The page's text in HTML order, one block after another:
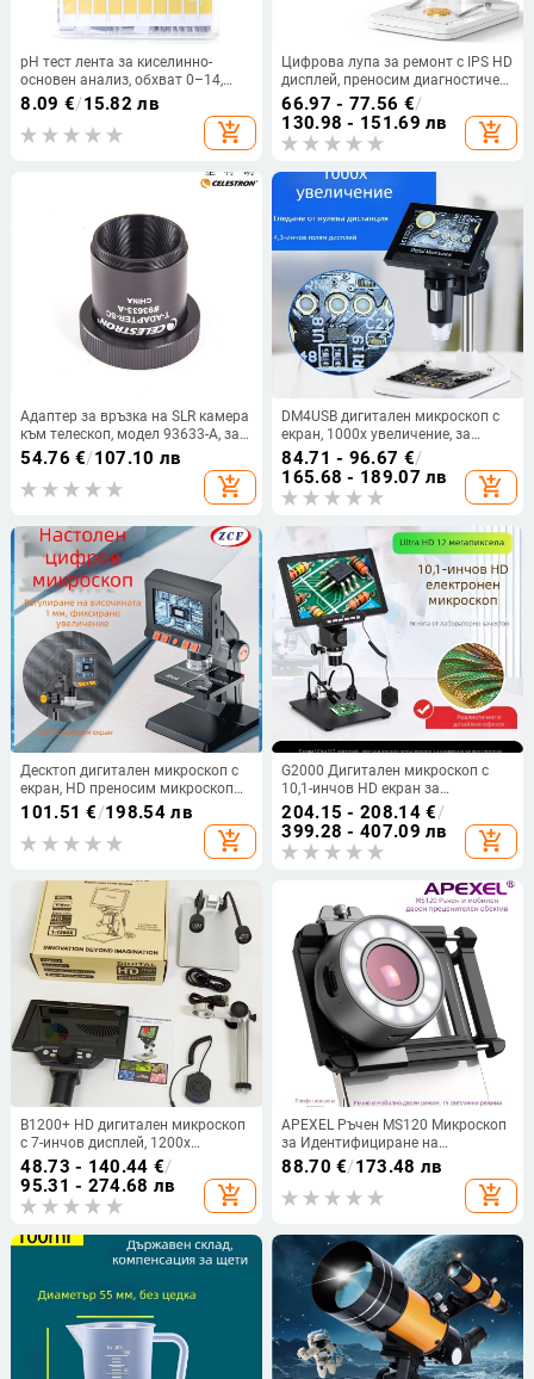
pH тест лента за киселинно-
основен анализ, обхват 0–14,
резолюция 0.5 pH, срок на
годност 3 години
8.09 €/15.82 лв
add_shopping_cart
Цифрова лупа за ремонт с IPS HD
дисплей, преносим диагностичен
монитор за мобилни телефони
66.97 - 77.56 €/
130.98 - 151.69 лв
add_shopping_cart
Адаптер за връзка на SLR камера
към телескоп, модел 93633-A, за
5/6/8SE
54.76 €/107.10 лв
add_shopping_cart
DM4USB дигитален микроскоп с
екран, 1000x увеличение, за
ремонт на мобилен телефон и
електронни платки
84.71 - 96.67 €/
165.68 - 189.07 лв
add_shopping_cart
Десктоп дигитален микроскоп с
екран, HD преносим микроскоп
за ремонт и индустриална
видеоинспекция
101.51 €/198.54 лв
add_shopping_cart
G2000 Дигитален микроскоп с
10,1-инчов HD екран за
електронни ремонти, лупа за
часовници и телефони
204.15 - 208.14€/
399.28 - 407.09 лв
add_shopping_cart
B1200+ HD дигитален микроскоп
с 7-инчов дисплей, 1200x
увеличение, индустриален
увеличител за ремонт на
мобилни телефони
48.73 - 140.44 €/
95.31 - 274.68 лв
add_shopping_cart
APEXEL Ръчен MS120 Микроскоп
за Идентифициране на
Скъпоценни Камъни — HD
Увеличение, Съвместим с
Мобилен Телефон
88.70 €/173.48 лв
add_shopping_cart